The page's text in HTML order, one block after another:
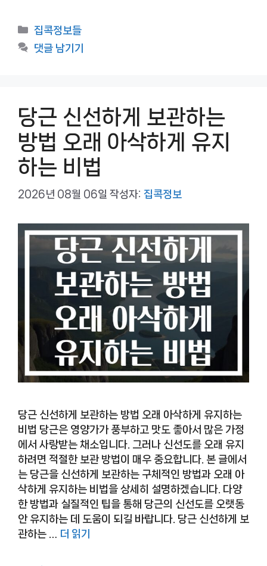
카
테
집콕정보들
댓글 남기기
당근 신선하게 보관하는
방법 오래 아삭하게 유지
하는 비법
2026년 08월 06일 작성자: 집콕정보
당근 신선하게 보관하는 방법 오래 아삭하게 유지하는
비법 당근은 영양가가 풍부하고 맛도 좋아서 많은 가정
에서 사랑받는 채소입니다. 그러나 신선도를 오래 유지
하려면 적절한 보관 방법이 매우 중요합니다. 본 글에서
는 당근을 신선하게 보관하는 구체적인 방법과 오래 아
삭하게 유지하는 비법을 상세히 설명하겠습니다. 다양
한 방법과 실질적인 팁을 통해 당근의 신선도를 오랫동
안 유지하는 데 도움이 되길 바랍니다. 당근 신선하게 보
관하는 …
더 읽기